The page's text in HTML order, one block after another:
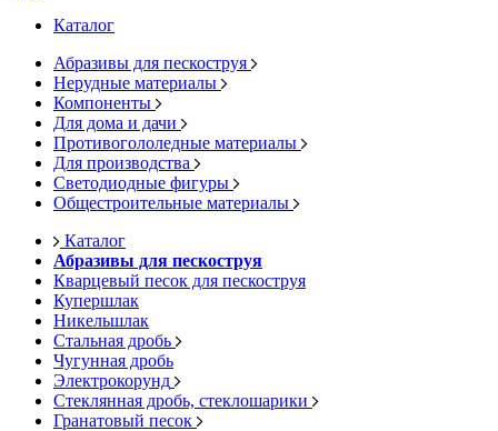
Каталог
Абразивы для пескоструя
Нерудные материалы
Компоненты
Для дома и дачи
Противогололедные материалы
Для производства
Светодиодные фигуры
Общестроительные материалы
Каталог
Абразивы для пескоструя
Кварцевый песок для пескоструя
Купершлак
Никельшлак
Стальная дробь
Чугунная дробь
Электрокорунд
Стеклянная дробь, стеклошарики
Гранатовый песок